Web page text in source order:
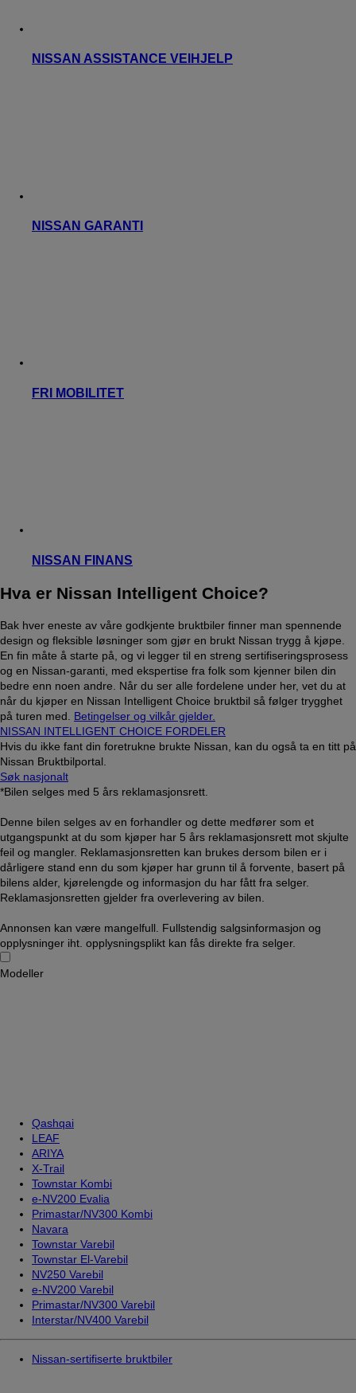
NISSAN ASSISTANCE VEIHJELP
NISSAN GARANTI
FRI MOBILITET
NISSAN FINANS
Hva er Nissan Intelligent Choice?
Bak hver eneste av våre godkjente bruktbiler finner man spennende
design og fleksible løsninger som gjør en brukt Nissan trygg å kjøpe.
En fin måte å starte på, og vi legger til en streng sertifiseringsprosess
og en Nissan-garanti, med ekspertise fra folk som kjenner bilen din
bedre enn noen andre. Når du ser alle fordelene under her, vet du at
når du kjøper en Nissan Intelligent Choice bruktbil så følger trygghet
på turen med. Betingelser og vilkår gjelder.
NISSAN INTELLIGENT CHOICE FORDELER
Hvis du ikke fant din foretrukne brukte Nissan, kan du også ta en titt på
Nissan Bruktbilportal.
Søk nasjonalt
*Bilen selges med 5 års reklamasjonsrett.
Denne bilen selges av en forhandler og dette medfører som et
utgangspunkt at du som kjøper har 5 års reklamasjonsrett mot skjulte
feil og mangler. Reklamasjonsretten kan brukes dersom bilen er i
dårligere stand enn du som kjøper har grunn til å forvente, basert på
bilens alder, kjørelengde og informasjon du har fått fra selger.
Reklamasjonsretten gjelder fra overlevering av bilen.
Annonsen kan være mangelfull. Fullstendig salgsinformasjon og
opplysninger iht. opplysningsplikt kan fås direkte fra selger.
Modeller
Qashqai
LEAF
ARIYA
X-Trail
Townstar Kombi
e-NV200 Evalia
Primastar/NV300 Kombi
Navara
Townstar Varebil
Townstar El-Varebil
NV250 Varebil
e-NV200 Varebil
Primastar/NV300 Varebil
Interstar/NV400 Varebil
Nissan-sertifiserte bruktbiler